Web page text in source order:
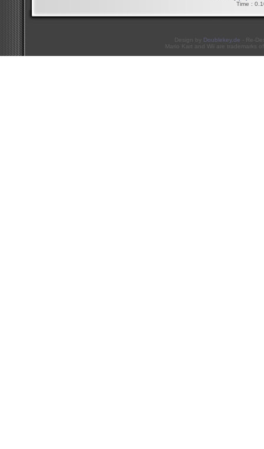
Time :
Design by Doublekey.de - Re-
Mario Kart and Wii are trademarks